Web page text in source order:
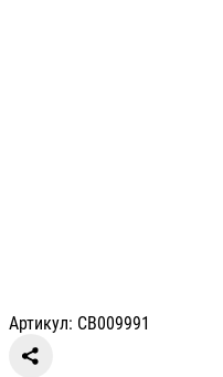
Артикул: СВ009991